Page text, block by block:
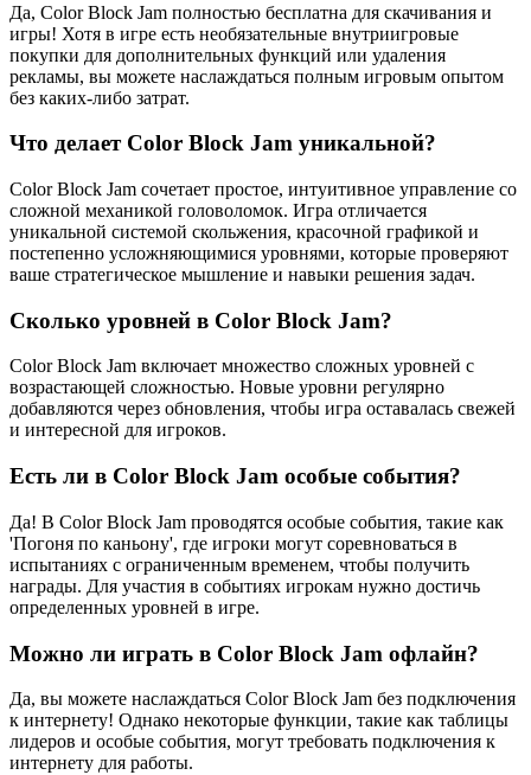
Да, Color Block Jam полностью бесплатна для скачивания и
игры! Хотя в игре есть необязательные внутриигровые
покупки для дополнительных функций или удаления
рекламы, вы можете наслаждаться полным игровым опытом
без каких-либо затрат.
Что делает Color Block Jam уникальной?
Color Block Jam сочетает простое, интуитивное управление со
сложной механикой головоломок. Игра отличается
уникальной системой скольжения, красочной графикой и
постепенно усложняющимися уровнями, которые проверяют
ваше стратегическое мышление и навыки решения задач.
Сколько уровней в Color Block Jam?
Color Block Jam включает множество сложных уровней с
возрастающей сложностью. Новые уровни регулярно
добавляются через обновления, чтобы игра оставалась свежей
и интересной для игроков.
Есть ли в Color Block Jam особые события?
Да! В Color Block Jam проводятся особые события, такие как
'Погоня по каньону', где игроки могут соревноваться в
испытаниях с ограниченным временем, чтобы получить
награды. Для участия в событиях игрокам нужно достичь
определенных уровней в игре.
Можно ли играть в Color Block Jam офлайн?
Да, вы можете наслаждаться Color Block Jam без подключения
к интернету! Однако некоторые функции, такие как таблицы
лидеров и особые события, могут требовать подключения к
интернету для работы.